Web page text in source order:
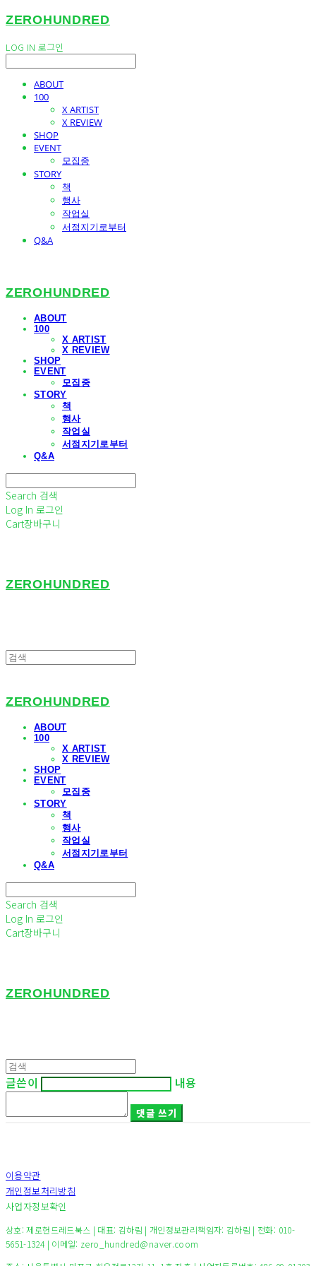
ZEROHUNDRED
LOG IN 로그인
ABOUT
100
X ARTIST
X REVIEW
SHOP
EVENT
모집중
STORY
책
행사
작업실
서점지기로부터
Q&A
ZEROHUNDRED
ABOUT
100
X ARTIST
X REVIEW
SHOP
EVENT
모집중
STORY
책
행사
작업실
서점지기로부터
Q&A
Search 검색
Log In 로그인
Cart장바구니
ZEROHUNDRED
ZEROHUNDRED
ABOUT
100
X ARTIST
X REVIEW
SHOP
EVENT
모집중
STORY
책
행사
작업실
서점지기로부터
Q&A
Search 검색
Log In 로그인
Cart장바구니
ZEROHUNDRED
글쓴이 내용
댓글 쓰기
이용약관
개인정보처리방침
사업자정보확인
상호: 제로헌드레드북스 | 대표: 김하림 | 개인정보관리책임자: 김하림 | 전화: 010-
5651-1324 | 이메일: zero_hundred@naver.coom